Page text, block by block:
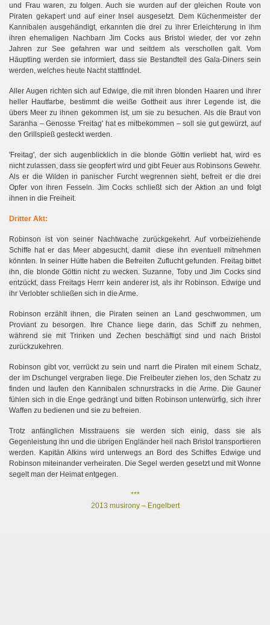
und Frau waren, zu folgen. Auch sie wurden auf der gleichen Route von
Piraten gekapert und auf einer Insel ausgesetzt. Dem Küchenmeister der
Kannibalen ausgehändigt, erkannten die drei zu ihrer Erleichterung in ihm
ihren ehemaligen Nachbarn Jim Cocks aus Bristol wieder, der vor zehn
Jahren zur See gefahren war und seitdem als verschollen galt. Vom
Häuptling werden sie informiert, dass sie Bestandteil des Gala-Diners sein
werden, welches heute Nacht stattfindet.
Aller Augen richten sich auf Edwige, die mit ihren blonden Haaren und ihrer
heller Hautfarbe, bestimmt die weiße Gottheit aus ihrer Legende ist, die
übers Meer zu ihnen gekommen ist, um sie zu besuchen. Als die Braut von
Saranha – Genosse 'Freitag' hat es mitbekommen – soll sie gut gewürzt, auf
den Grillspieß gesteckt werden.
'Freitag', der sich augenblicklich in die blonde Göttin verliebt hat, wird es
nicht zulassen, dass sie geopfert wird und gibt Feuer aus Robinsons Gewehr.
Als er die Wilden in panischer Furcht wegrennen sieht, befreit er die drei
Opfer von ihren Fesseln. Jim Cocks schließt sich der Aktion an und folgt
ihnen in die Freiheit.
Dritter Akt:
Robinson ist von seiner Nachtwache zurückgekehrt. Auf vorbeiziehende
Schiffe hat er das Meer abgesucht, damit diese ihn eventuell mitnehmen
könnten. In seiner Hütte haben die Befreiten Zuflucht gefunden. Freitag bittet
ihn, die blonde Göttin nicht zu wecken. Suzanne, Toby und Jim Cocks sind
entzückt, dass Freitags Herrr kein anderer ist, als ihr Robinson. Edwige und
ihr Verlobter schließen sich in die Arme.
Robinson erzählt ihnen, die Piraten seinen an Land geschwommen, um
Proviant zu besorgen. Ihre Chance liege darin, das Schiff zu nehmen,
während sie mit Trinken und Zechen beschäftigt sind und nach Bristol
zurückzukehren.
Robinson gibt vor, verrückt zu sein und narrt die Piraten mit einem Schatz,
der im Dschungel vergraben liege. Die Freibeuter ziehen los, den Schatz zu
finden und laufen den Kannibalen schnurstracks in die Arme. Die Gauner
fühlen sich in die Enge gedrängt und bitten Robinson unterwürfig, sich ihrer
Waffen zu bedienen und sie zu befreien.
Trotz anfänglichen Misstrauens sie werden sich einig, dass sie als
Gegenleistung ihn und die übrigen Engländer heil nach Bristol transportieren
werden. Kapitän Atkins wird unterwegs an Bord des Schiffes Edwige und
Robinson miteinander verheiraten. Die Segel werden gesetzt und mit Wonne
segelt man der Heimat entgegen.
***
2013 musirony – Engelbert